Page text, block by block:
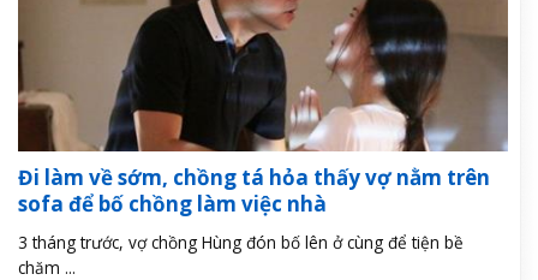
Đi làm về sớm, chồng tá hỏa thấy vợ nằm trên
sofa để bố chồng làm việc nhà
3 tháng trước, vợ chồng Hùng đón bố lên ở cùng để tiện bề
chăm ...